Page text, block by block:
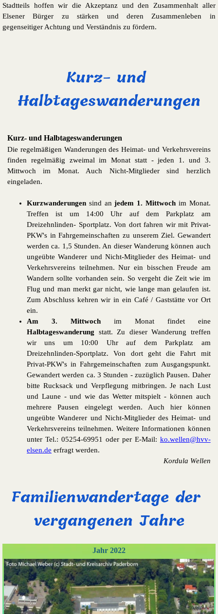
Stadtteils hoffen wir die Akzeptanz und den Zusammenhalt aller
Elsener Bürger zu stärken und deren Zusammenleben in
gegenseitiger Achtung und Verständnis zu fördern.
Kurz- und
Halbtageswanderungen
Kurz- und Halbtageswanderungen
Die regelmäßigen Wanderungen des Heimat- und Verkehrsvereins
finden regelmäßig zweimal im Monat statt - jeden 1. und 3.
Mittwoch im Monat. Auch Nicht-Mitglieder sind herzlich
eingeladen.
Kurzwanderungen sind anjedem 1. Mittwoch im Monat.
Treffen ist um 14:00 Uhr auf dem Parkplatz am
Dreizehnlinden- Sportplatz. Von dort fahren wir mit Privat-
PKW's in Fahrgemeinschaften zu unserem Ziel. Gewandert
werden ca. 1,5 Stunden. An dieser Wanderung können auch
ungeübte Wanderer und Nicht-Mitglieder des Heimat- und
Verkehrsvereins teilnehmen. Nur ein bisschen Freude am
Wandern sollte vorhanden sein. So vergeht die Zeit wie im
Flug und man merkt gar nicht, wie lange man gelaufen ist.
Zum Abschluss kehren wir in ein Café / Gaststätte vor Ort
ein.
Am 3. Mittwochim Monat findet eine
Halbtageswanderung statt. Zu dieser Wanderung treffen
wir uns um 10:00 Uhr auf dem Parkplatz am
Dreizehnlinden-Sportplatz. Von dort geht die Fahrt mit
Privat-PKW's in Fahrgemeinschaften zum Ausgangspunkt.
Gewandert werden ca. 3 Stunden - zuzüglich Pausen. Daher
bitte Rucksack und Verpflegung mitbringen. Je nach Lust
und Laune - und wie das Wetter mitspielt - können auch
mehrere Pausen eingelegt werden. Auch hier können
ungeübte Wanderer und Nicht-Mitglieder des Heimat- und
Verkehrsvereins teilnehmen. Weitere Informationen können
unter Tel.: 05254-69951 oder per E-Mail: ko.wellen@hvv-
elsen.de erfragt werden.
Kordula Wellen
Familienwandertage der
vergangenen Jahre
Jahr 2022